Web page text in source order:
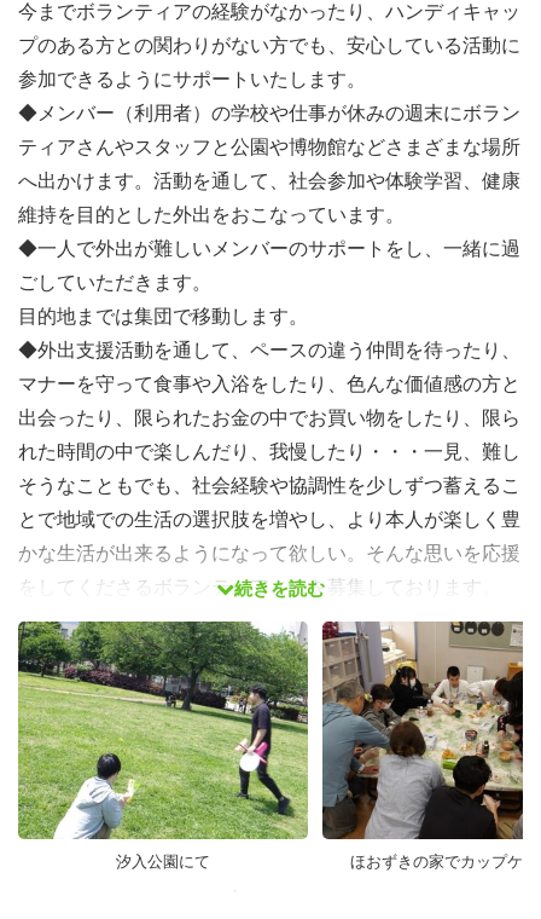
今までボランティアの経験がなかったり、ハンディキャッ
プのある方との関わりがない方でも、安心している活動に
参加できるようにサポートいたします。
◆メンバー（利用者）の学校や仕事が休みの週末にボラン
ティアさんやスタッフと公園や博物館などさまざまな場所
へ出かけます。活動を通して、社会参加や体験学習、健康
維持を目的とした外出をおこなっています。
◆一人で外出が難しいメンバーのサポートをし、一緒に過
ごしていただきます。
目的地までは集団で移動します。
◆外出支援活動を通して、ペースの違う仲間を待ったり、
マナーを守って食事や入浴をしたり、色んな価値感の方と
出会ったり、限られたお金の中でお買い物をしたり、限ら
れた時間の中で楽しんだり、我慢したり・・・一見、難し
そうなこともでも、社会経験や協調性を少しずつ蓄えるこ
とで地域での生活の選択肢を増やし、より本人が楽しく豊
かな生活が出来るようになって欲しい。そんな思いを応援
をしてくださるボランティアさんを募集しております。
【当日の内容について】
当日の大まかな流れです（予定）
9時20分集合（事前説明等）→10時メンバー集合（引継
ぎ）→活動→昼食→活動→解散15時～16時
持ち物は、動きやすい服装、汚れても良い服装、昼食代
応募していただいたボランティアさん一人ひとりとご連絡
続きを読む
汐入公園にて ほおずきの家でカップケ